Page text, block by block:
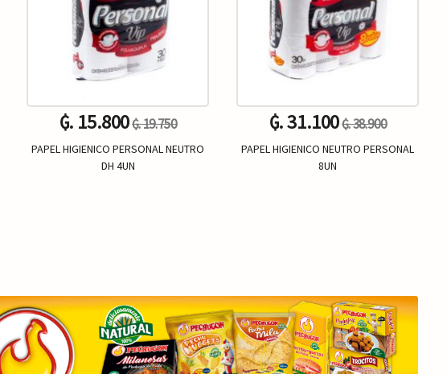
₲. 15.800₲. 19.750
PAPEL HIGIENICO PERSONAL NEUTRO
DH 4UN
₲. 31.100₲. 38.900
PAPEL HIGIENICO NEUTRO PERSONAL
8UN